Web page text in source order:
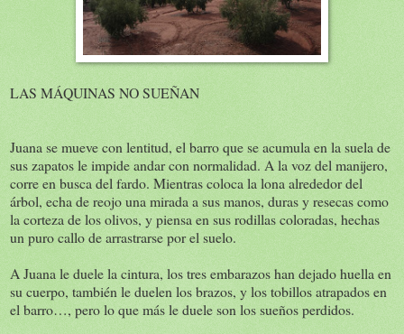
LAS MÁQUINAS NO SUEÑAN
Juana se mueve con lentitud, el barro que se acumula en la suela de
sus zapatos le impide andar con normalidad. A la voz del manijero,
corre en busca del fardo. Mientras coloca la lona alrededor del
árbol, echa de reojo una mirada a sus manos, duras y resecas como
la corteza de los olivos, y piensa en sus rodillas coloradas, hechas
un puro callo de arrastrarse por el suelo.
A Juana le duele la cintura, los tres embarazos han dejado huella en
su cuerpo, también le duelen los brazos, y los tobillos atrapados en
el barro…, pero lo que más le duele son los sueños perdidos.